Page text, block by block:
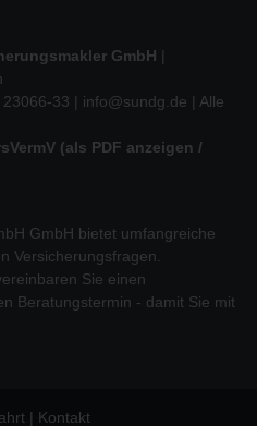
GmbH |
33 | info@sundg.de | Alle
(als PDF anzeigen /
GmbH bietet umfangreiche
Versicherungsfragen.
Sie einen
Beratungstermin - damit Sie mit
Kontakt